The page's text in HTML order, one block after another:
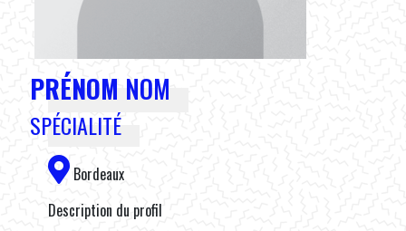
PRÉNOM NOM
SPÉCIALITÉ
Bordeaux
Description du profil